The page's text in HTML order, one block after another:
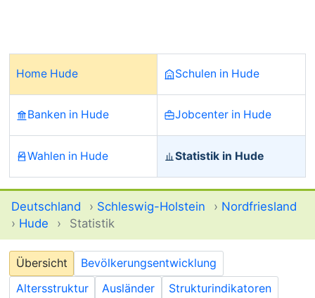
Home Hude Schulen in Hude
Banken in Hude Jobcenter in Hude
Wahlen in Hude Statistik in Hude
Deutschland › Schleswig-Holstein › Nordfriesland
› Hude › Statistik
Übersicht
Bevölkerungsentwicklung
Altersstruktur
Ausländer Strukturindikatoren